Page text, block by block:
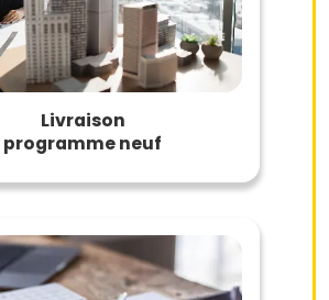
Livraison
programme neuf